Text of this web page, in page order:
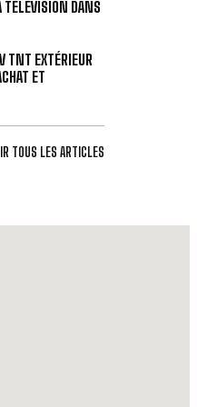
DANS
TNT EXTÉRIEUR
ET
TOUS LES ARTICLES